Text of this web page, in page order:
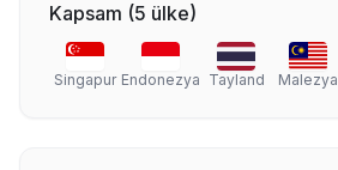
Kapsam (5 ülke)
Singapur Endonezya Tayland Malezya